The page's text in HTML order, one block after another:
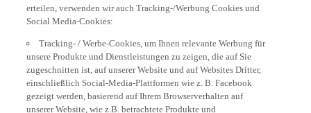
erteilen, verwenden wir auch Tracking-/Werbung Cookies und
Social Media-Cookies:
Tracking- / Werbe-Cookies, um Ihnen relevante Werbung für
unsere Produkte und Dienstleistungen zu zeigen, die auf Sie
zugeschnitten ist, auf unserer Website und auf Websites Dritter,
einschließlich Social-Media-Plattformen wie z. B. Facebook
gezeigt werden, basierend auf Ihrem Browserverhalten auf
unserer Website, wie z.B. betrachtete Produkte und